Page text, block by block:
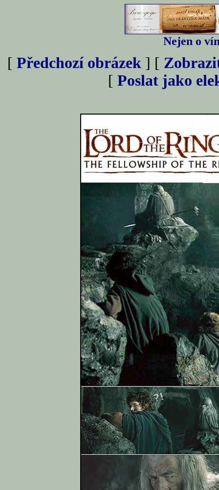
Nejen o
[ Předchozí obrázek ] [
[ Poslat jako